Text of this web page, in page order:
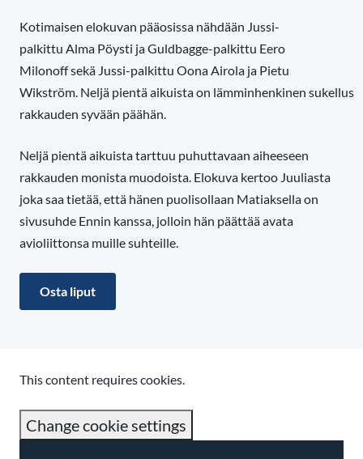
Kotimaisen elokuvan pääosissa nähdään Jussi-
palkittu Alma Pöysti ja Guldbagge-palkittu Eero
Milonoff sekä Jussi-palkittu Oona Airola ja Pietu
Wikström. Neljä pientä aikuista on lämminhenkinen sukellus
rakkauden syvään päähän.
Neljä pientä aikuista tarttuu puhuttavaan aiheeseen
rakkauden monista muodoista. Elokuva kertoo Juuliasta
joka saa tietää, että hänen puolisollaan Matiaksella on
sivusuhde Ennin kanssa, jolloin hän päättää avata
avioliittonsa muille suhteille.
Osta liput
This content requires cookies.
Change cookie settings